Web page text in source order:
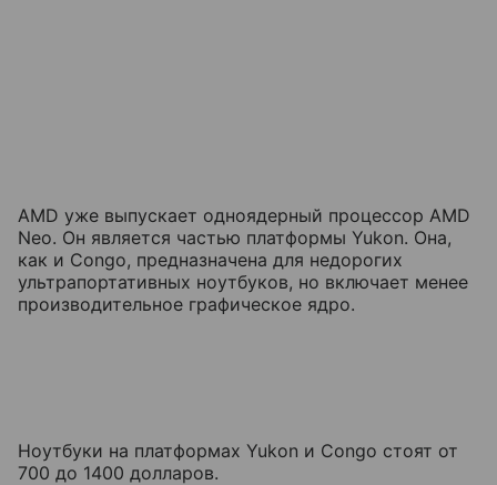
AMD уже выпускает одноядерный процессор AMD
Neo. Он является частью платформы Yukon. Она,
как и Congo, предназначена для недорогих
ультрапортативных ноутбуков, но включает менее
производительное графическое ядро.
Ноутбуки на платформах Yukon и Congo стоят от
700 до 1400 долларов.